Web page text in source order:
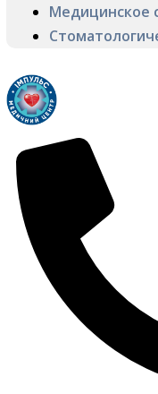
Медицинское